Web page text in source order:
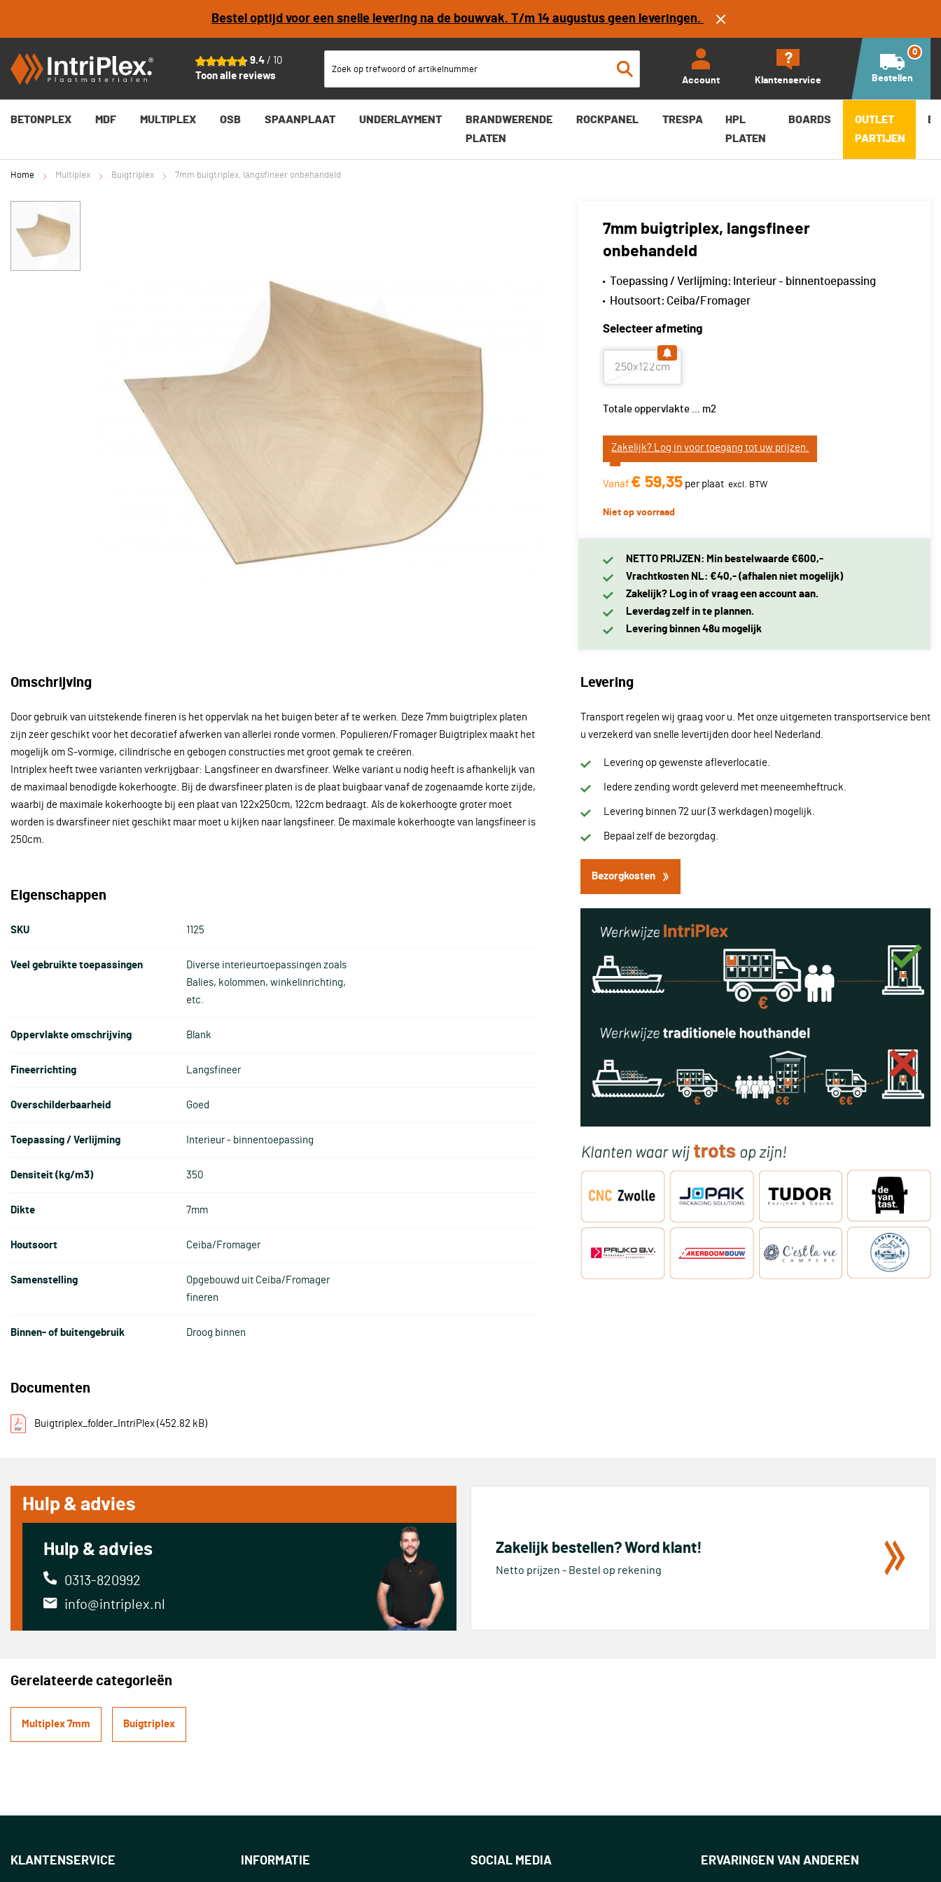
Bestel optijd voor een snelle levering na de bouwvak. T/m 14 augustus geen leveringen.
Account Klantenservice
9.4/ 10
Toon alle reviews
Bestellen
0
BETONPLEX MDF MULTIPLEX OSB SPAANPLAAT UNDERLAYMENT
BRANDWERENDE
PLATEN
ROCKPANEL TRESPA
HPL
PLATEN
BOARDS
OUTLET
PARTIJEN
Home Multiplex Buigtriplex 7mm buigtriplex, langsfineer onbehandeld
7mm buigtriplex, langsfineer
onbehandeld
Selecteer afmeting
250x122cm
Totale oppervlakte ... m2
Zakelijk? Log in voor toegang tot uw prijzen.
Vanaf € 59,35 per plaat
Niet op voorraad
Toepassing / Verlijming: Interieur - binnentoepassing
Houtsoort: Ceiba/Fromager
NETTO PRIJZEN: Min bestelwaarde €600,-
Vrachtkosten NL: €40,- (afhalen niet mogelijk)
Zakelijk? Log in of vraag een account aan.
Leverdag zelf in te plannen.
Levering binnen 48u mogelijk
Omschrijving
Door gebruik van uitstekende fineren is het oppervlak na het buigen beter af te werken. Deze 7mm buigtriplex platen
zijn zeer geschikt voor het decoratief afwerken van allerlei ronde vormen. Populieren/Fromager Buigtriplex maakt het
mogelijk om S-vormige, cilindrische en gebogen constructies met groot gemak te creëren.
Intriplex heeft twee varianten verkrijgbaar: Langsfineer en dwarsfineer. Welke variant u nodig heeft is afhankelijk van
de maximaal benodigde kokerhoogte. Bij de dwarsfineer platen is de plaat buigbaar vanaf de zogenaamde korte zijde,
waarbij de maximale kokerhoogte bij een plaat van 122x250cm, 122cm bedraagt. Als de kokerhoogte groter moet
worden is dwarsfineer niet geschikt maar moet u kijken naar langsfineer. De maximale kokerhoogte van langsfineer is
250cm.
Eigenschappen
SKU 1125
Veel gebruikte toepassingen
Diverse interieurtoepassingen zoals
Balies, kolommen, winkelinrichting,
etc.
Oppervlakte omschrijving Blank
Fineerrichting Langsfineer
Overschilderbaarheid Goed
Toepassing / Verlijming Interieur - binnentoepassing
Densiteit (kg/m3) 350
Dikte 7mm
Houtsoort Ceiba/Fromager
Samenstelling
Opgebouwd uit Ceiba/Fromager
fineren
Binnen- of buitengebruik Droog binnen
Documenten
Buigtriplex_folder_IntriPlex (452.82 kB)
Levering
Transport regelen wij graag voor u. Met onze uitgemeten transportservice bent
u verzekerd van snelle levertijden door heel Nederland.
Levering op gewenste afleverlocatie.
Iedere zending wordt geleverd met meeneemheftruck.
Levering binnen 72 uur (3 werkdagen) mogelijk.
Bepaal zelf de bezorgdag.
Bezorgkosten
Hulp & advies
Hulp & advies
0313-820992
info@intriplex.nl
Zakelijk bestellen? Word klant!
Netto prijzen - Bestel op rekening
Gerelateerde categorieën
Multiplex 7mm Buigtriplex
KLANTENSERVICE INFORMATIE SOCIAL MEDIA ERVARINGEN VAN ANDEREN